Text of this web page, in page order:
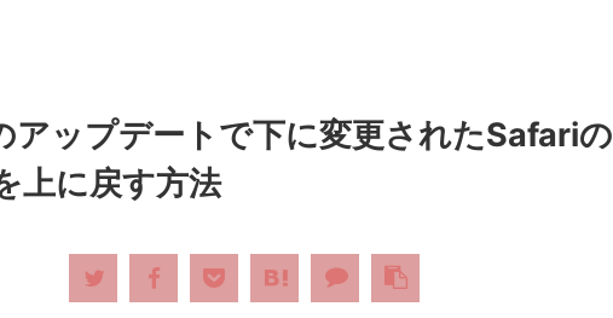
アップデートで下に変更されたSafariの
上に戻す方法